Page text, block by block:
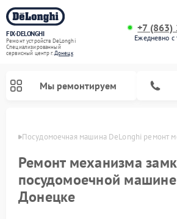
FIX-DELONGHI
Ремонт устройств DeLonghi
Специализированный
cервисный центр г.Донецк
+7 (863)
Ежедневно
Мы ремонтируем
Посудомоечная машина DeLonghi ремонт
Ремонт механизма
посудомоечной
Донецке